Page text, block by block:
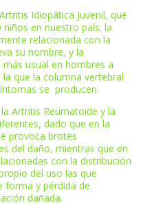
Idiopática Juvenil, que
en nuestro país; la
relacionada con la
su nombre, y la
usual en hombres a
que la columna vertebral
se producen.
Artritis Reumatoide y la
dado que en la
provoca brotes
del daño, mientras que en
con la distribución
del uso las que
forma y pérdida de
dañada.